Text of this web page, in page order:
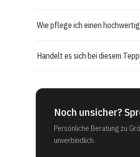
Wie pflege ich einen
Handelt es sich bei diesem
Noch unsicher?
Persönliche Beratung zu
unverbindlich.